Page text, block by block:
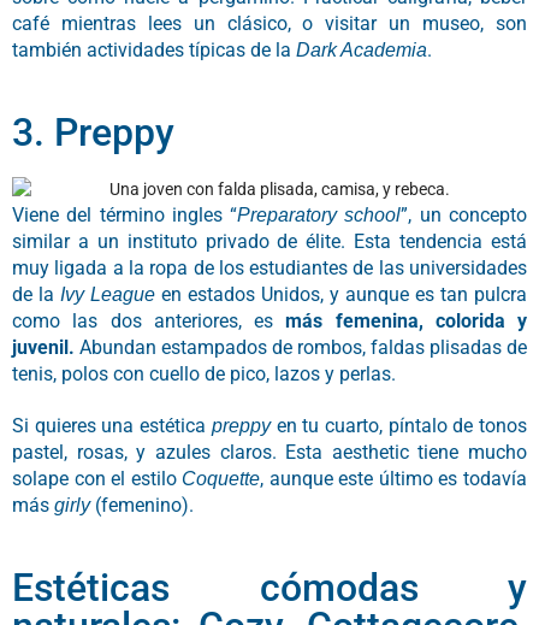
café mientras lees un clásico, o visitar un museo, son
también actividades típicas de la Dark Academia.
3. Preppy
Viene del término ingles “Preparatory school”, un concepto
similar a un instituto privado de élite. Esta tendencia está
muy ligada a la ropa de los estudiantes de las universidades
de la Ivy League en estados Unidos, y aunque es tan pulcra
como las dos anteriores, esmás femenina, colorida y
juvenil. Abundan estampados de rombos, faldas plisadas de
tenis, polos con cuello de pico, lazos y perlas.
Si quieres una estética preppyen tu cuarto, píntalo de tonos
pastel, rosas, y azules claros. Esta aesthetic tiene mucho
solape con el estilo Coquette, aunque este último es todavía
más girly(femenino).
Estéticas cómodas y